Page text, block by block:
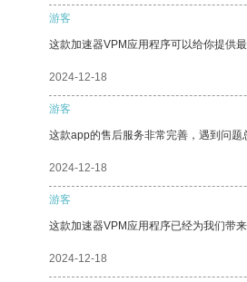
游客
这款加速器VPM应用程序可以给你提供
2024-12-18
游客
这款app的售后服务非常完善，遇到问题
2024-12-18
游客
这款加速器VPM应用程序已经为我们带
2024-12-18